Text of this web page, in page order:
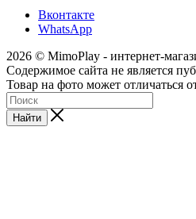
Вконтакте
WhatsApp
2026 © MimoPlay - интернет-
Содержимое сайта не является
Товар на фото может отличаться
Найти